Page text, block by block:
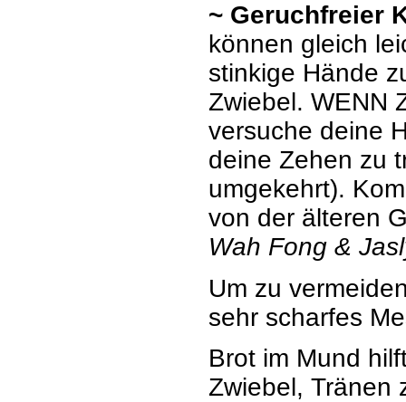
~ Geruchfreier
können gleich
stinkige Hände
Zwiebel. WENN
versuche deine
deine Zehen zu
umgekehrt).
von der älteren
Wah Fong &
Um zu
sehr scharfes
Brot im Mund
Zwiebel, Tränen